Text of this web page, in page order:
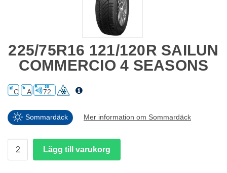
225/75R16 121/120R SAILUN
COMMERCIO 4 SEASONS
C A 72
Sommardäck Mer information om Sommardäck